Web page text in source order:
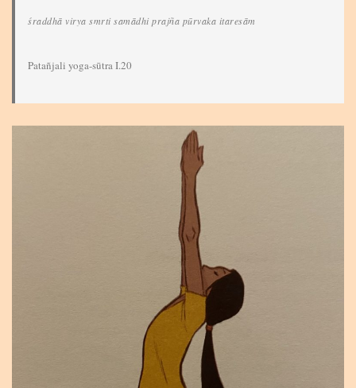
śraddhā virya smrti samādhi prajña pūrvaka itaresām
Patañjali yoga-sūtra I.20